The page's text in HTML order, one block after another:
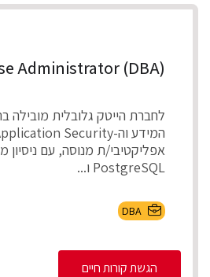
Administrator (DBA)
לחברת הייטק גלובלית מובילה
אפליקטיבי/ת מנוסה, עם ניסיון
PostgreSQL ו...
DBA
הגשת קורות חיים